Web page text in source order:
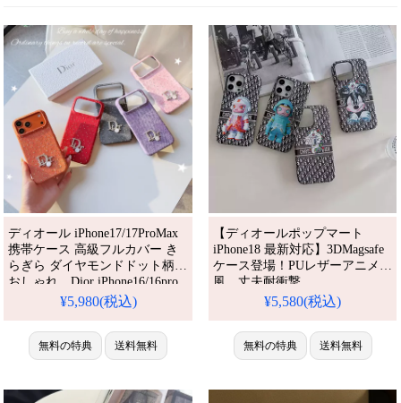
ディオール iPhone17/17ProMax
携帯ケース 高級フルカバー き
らぎら ダイヤモンドドット柄
おしゃれ。Dior iPhone16/16pro
カバー 布製 薄型 耐衝撃。
ブランド 可愛い 全5色。人気・
芸能人愛用・かわいい。防水・
多機能。格安＆おしゃれ。
¥5,980(税込)
無料の特典 送料無料
【ディオールポップマート
iPhone18 最新対応】3DMagsafe
ケース登場！PUレザーアニメ
風、丈夫耐衝撃。
iPhone16/15/14/13シリーズ全機
ュアリーな一台、防水機能で安
心。かわいくて多機能なポップ
マートアニメスタイルが今流行
iPhone17pro/16promaxケースと
¥5,580(税込)
無料の特典 送料無料